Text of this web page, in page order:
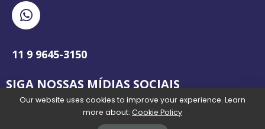
11 9 9645-3150
SIGA NOSSAS MÍDIAS SOCIAIS
Our website uses cookies to improve your experience. Learn
more about: Cookie Policy